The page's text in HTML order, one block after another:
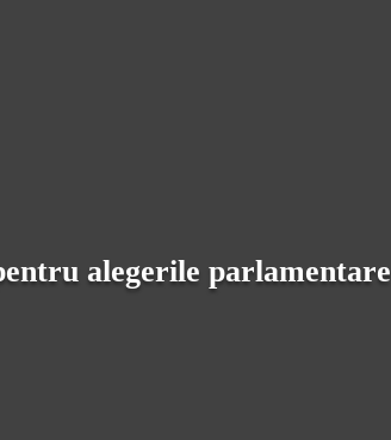
alegerile parlamentare